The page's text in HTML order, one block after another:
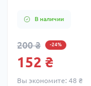
В наличии
200 ₴ -24%
152 ₴
Вы экономите: 48 ₴